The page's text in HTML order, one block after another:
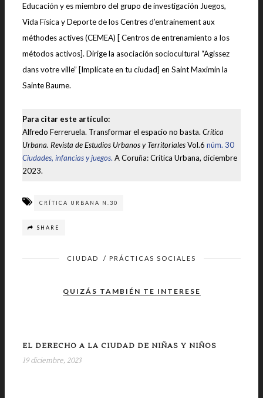
Educación y es miembro del grupo de investigación Juegos,
Vida Física y Deporte de los Centres d’entrainement aux
méthodes actives (CEMEA) [ Centros de entrenamiento a los
métodos activos]. Dirige la asociación sociocultural “Agissez
dans votre ville” [Implícate en tu ciudad] en Saint Maximin la
Sainte Baume.
Para citar este artículo:
Alfredo Ferreruela. Transformar el espacio no basta. Crítica
Urbana. Revista de Estudios Urbanos y TerritorialesVol.6 núm. 30
Ciudades, infancias y juegos. A Coruña: Crítica Urbana, diciembre
2023.
CRÍTICA URBANA N.30
SHARE
CIUDAD / PRÁCTICAS SOCIALES
QUIZÁS TAMBIÉN TE INTERESE
EL DERECHO A LA CIUDAD DE NIÑAS Y NIÑOS
19 diciembre, 2023